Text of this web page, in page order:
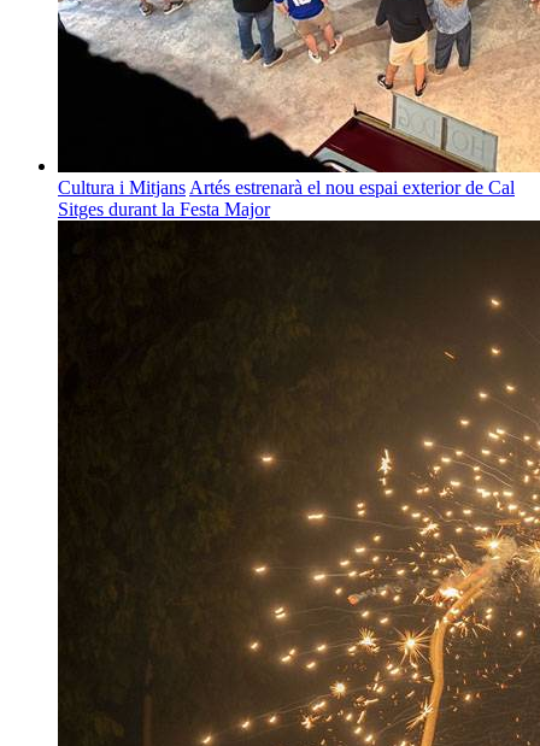
Cultura i Mitjans Artés estrenarà el nou espai exterior de Cal
Sitges durant la Festa Major